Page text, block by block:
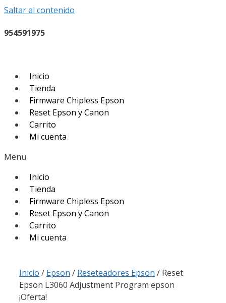
Saltar al contenido
954591975
Inicio
Tienda
Firmware Chipless Epson
Reset Epson y Canon
Carrito
Mi cuenta
Menu
Inicio
Tienda
Firmware Chipless Epson
Reset Epson y Canon
Carrito
Mi cuenta
Inicio / Epson / Reseteadores Epson / Reset
Epson L3060 Adjustment Program epson
¡Oferta!